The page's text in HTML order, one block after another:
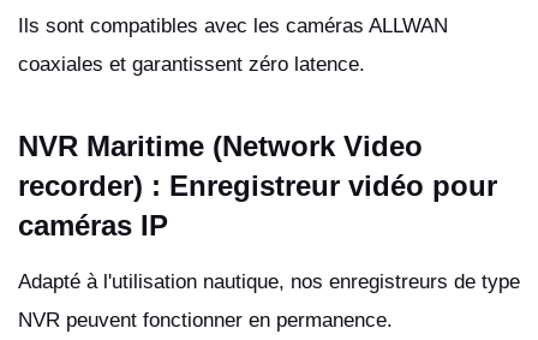
Ils sont compatibles avec les caméras ALLWAN
coaxiales et garantissent zéro latence.
NVR Maritime (Network Video
recorder) : Enregistreur vidéo pour
caméras IP
Adapté à l'utilisation nautique, nos enregistreurs de type
NVR peuvent fonctionner en permanence.